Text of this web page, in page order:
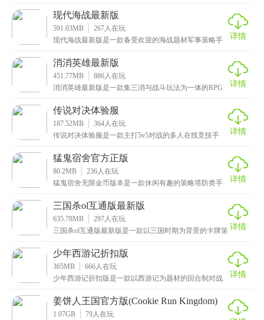
游戏
现代海战最新版
591.03MB 267 人在玩
现代海战最新版是一款备受欢迎的海战题材军事策略手
栩栩
详情
消消英雄最新版
451.77MB 886 人在玩
消消英雄最新版是一款集三消与战斗玩法为一体的RPG
趣
详情
传说对决体验服
187.52MB 364 人在玩
传说对决体验服是一款主打5v5对战的多人在线竞技手
详情
猛鬼宿舍官方正版
80.2MB 236 人在玩
猛鬼宿舍无限金币版本是一款休闲有趣的策略塔防类手
阴森
详情
三国杀ol互通版最新版
635.78MB 297 人在玩
三国杀ol互通版最新版是一款以三国时期为背景的卡牌策 详情
少年西游记折扣版
365MB 666 人在玩
少年西游记折扣版是一款以西游记为题材的回合制对战
的美
详情
姜饼人王国官方版(Cookie Run Kingdom)
1.07GB 79 人在玩